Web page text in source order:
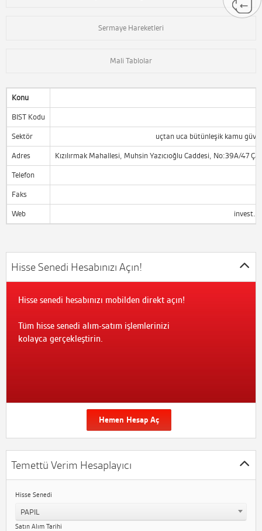
Sermaye Hareketleri
Mali Tablolar
Konu
BIST Kodu
Sektör uçtan uca bütünleşik kamu
Adres Kızılırmak Mahallesi, Muhsin Yazıcıoğlu Caddesi, No:39A/47
Telefon
Faks
Web
Hisse Senedi Hesabınızı Açın!
Hisse senedi hesabınızı mobilden direkt açın!
Tüm hisse senedi alım-satım işlemlerinizi
kolayca gerçekleştirin.
Hemen Hesap Aç
Temettü Verim Hesaplayıcı
Hisse Senedi
PAPIL
Satın Alım Tarihi